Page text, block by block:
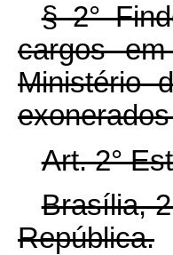
§ 2°
cargos
Ministério
Art. 2°
Brasília,
República.